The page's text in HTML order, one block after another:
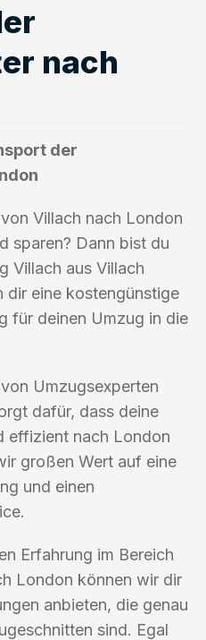
nach
der
Villach nach London
sparen? Dann bist du
Villach aus Villach
dir eine kostengünstige
für deinen Umzug in die
Umzugsexperten
dafür, dass deine
effizient nach London
großen Wert auf eine
und einen
Erfahrung im Bereich
London können wir dir
anbieten, die genau
sind. Egal